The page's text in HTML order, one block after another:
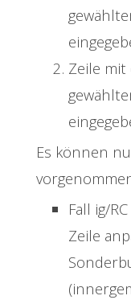
Zeile mit
Es können
Fall ig/
Zeile